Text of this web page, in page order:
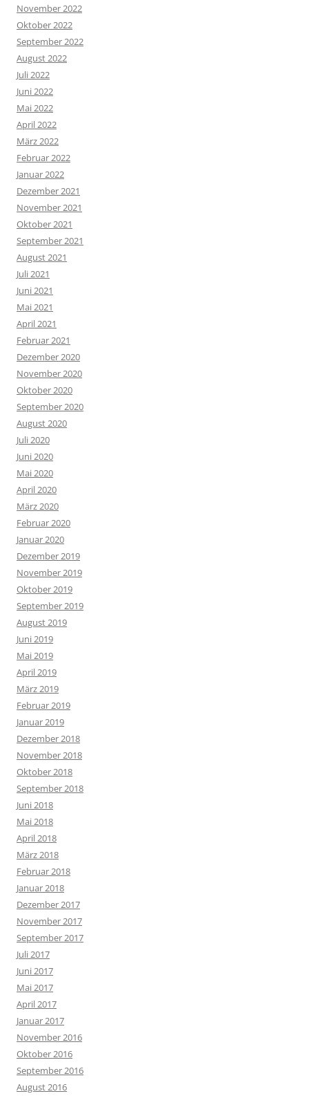
November 2022
Oktober 2022
September 2022
August 2022
Juli 2022
Juni 2022
Mai 2022
April 2022
März 2022
Februar 2022
Januar 2022
Dezember 2021
November 2021
Oktober 2021
September 2021
August 2021
Juli 2021
Juni 2021
Mai 2021
April 2021
Februar 2021
Dezember 2020
November 2020
Oktober 2020
September 2020
August 2020
Juli 2020
Juni 2020
Mai 2020
April 2020
März 2020
Februar 2020
Januar 2020
Dezember 2019
November 2019
Oktober 2019
September 2019
August 2019
Juni 2019
Mai 2019
April 2019
März 2019
Februar 2019
Januar 2019
Dezember 2018
November 2018
Oktober 2018
September 2018
Juni 2018
Mai 2018
April 2018
März 2018
Februar 2018
Januar 2018
Dezember 2017
November 2017
September 2017
Juli 2017
Juni 2017
Mai 2017
April 2017
Januar 2017
November 2016
Oktober 2016
September 2016
August 2016